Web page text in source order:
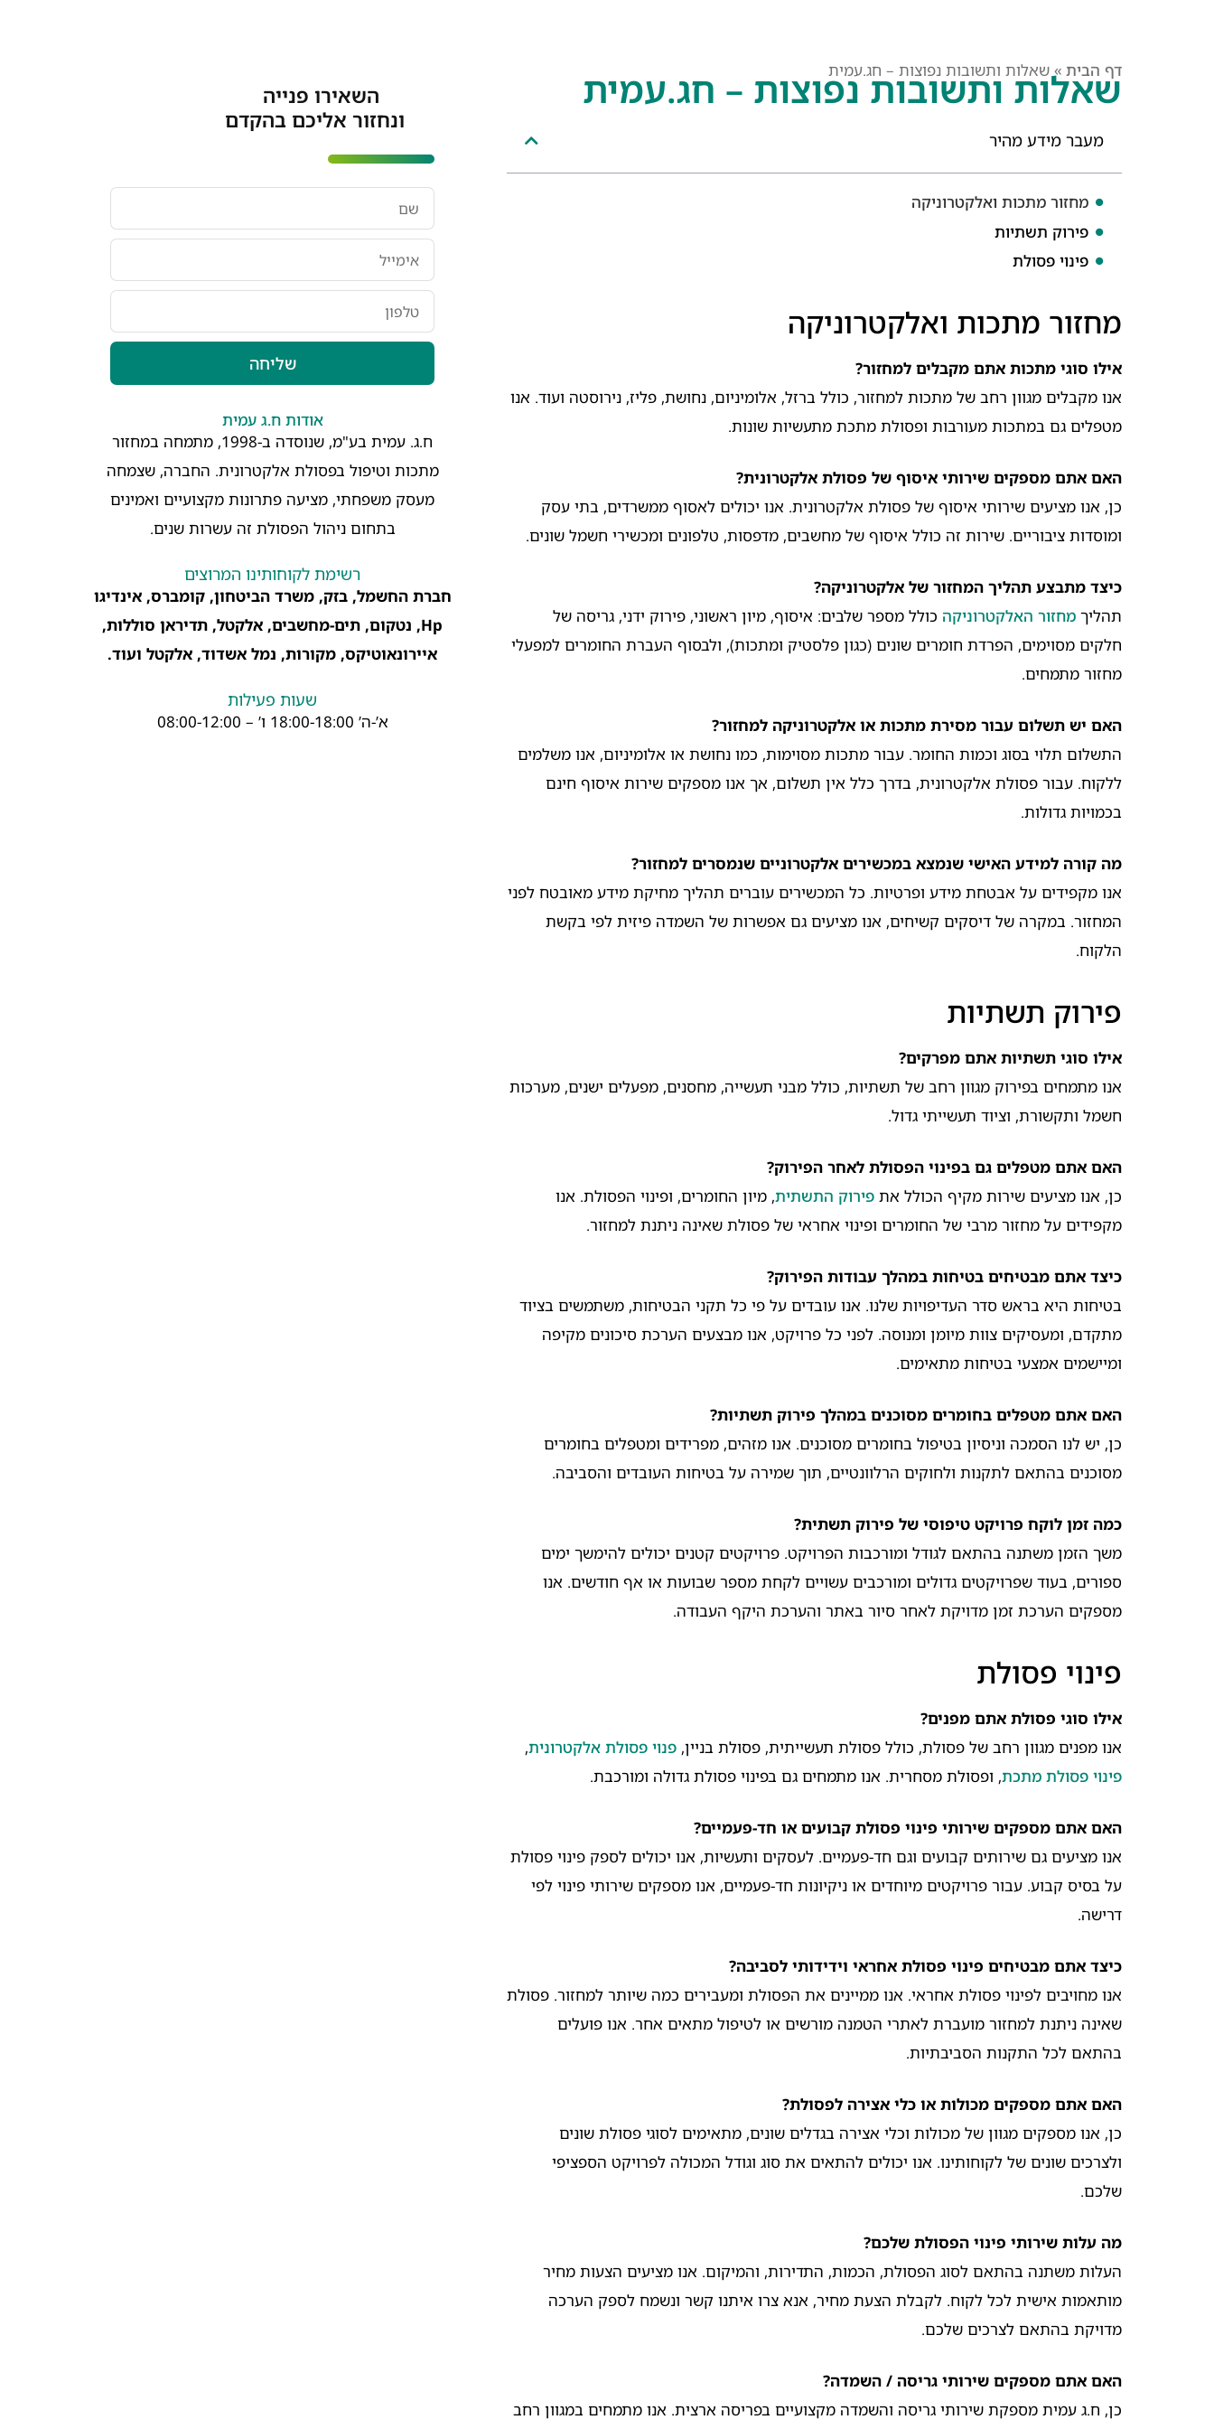
דף הבית » שאלות ותשובות נפוצות – חג.עמית
שאלות ותשובות נפוצות – חג.עמית
מעבר מידע מהיר
מחזור מתכות ואלקטרוניקה
פירוק תשתיות
פינוי פסולת
מחזור מתכות ואלקטרוניקה
אילו סוגי מתכות אתם מקבלים למחזור?
אנו מקבלים מגוון רחב של מתכות למחזור, כולל ברזל, אלומיניום, נחושת, פליז, נירוסטה ועוד. אנו
מטפלים גם במתכות מעורבות ופסולת מתכת מתעשיות שונות.
האם אתם מספקים שירותי איסוף של פסולת אלקטרונית?
כן, אנו מציעים שירותי איסוף של פסולת אלקטרונית. אנו יכולים לאסוף ממשרדים, בתי עסק
ומוסדות ציבוריים. שירות זה כולל איסוף של מחשבים, מדפסות, טלפונים ומכשירי חשמל שונים.
כיצד מתבצע תהליך המחזור של אלקטרוניקה?
תהליך מחזור האלקטרוניקה כולל מספר שלבים: איסוף, מיון ראשוני, פירוק ידני, גריסה של
חלקים מסוימים, הפרדת חומרים שונים (כגון פלסטיק ומתכות), ולבסוף העברת החומרים למפעלי
מחזור מתמחים.
האם יש תשלום עבור מסירת מתכות או אלקטרוניקה למחזור?
התשלום תלוי בסוג וכמות החומר. עבור מתכות מסוימות, כמו נחושת או אלומיניום, אנו משלמים
ללקוח. עבור פסולת אלקטרונית, בדרך כלל אין תשלום, אך אנו מספקים שירות איסוף חינם
בכמויות גדולות.
מה קורה למידע האישי שנמצא במכשירים אלקטרוניים שנמסרים למחזור?
אנו מקפידים על אבטחת מידע ופרטיות. כל המכשירים עוברים תהליך מחיקת מידע מאובטח לפני
המחזור. במקרה של דיסקים קשיחים, אנו מציעים גם אפשרות של השמדה פיזית לפי בקשת
הלקוח.
פירוק תשתיות
אילו סוגי תשתיות אתם מפרקים?
אנו מתמחים בפירוק מגוון רחב של תשתיות, כולל מבני תעשייה, מחסנים, מפעלים ישנים, מערכות
חשמל ותקשורת, וציוד תעשייתי גדול.
האם אתם מטפלים גם בפינוי הפסולת לאחר הפירוק?
כן, אנו מציעים שירות מקיף הכולל את פירוק התשתית, מיון החומרים, ופינוי הפסולת. אנו
מקפידים על מחזור מרבי של החומרים ופינוי אחראי של פסולת שאינה ניתנת למחזור.
כיצד אתם מבטיחים בטיחות במהלך עבודות הפירוק?
בטיחות היא בראש סדר העדיפויות שלנו. אנו עובדים על פי כל תקני הבטיחות, משתמשים בציוד
מתקדם, ומעסיקים צוות מיומן ומנוסה. לפני כל פרויקט, אנו מבצעים הערכת סיכונים מקיפה
ומיישמים אמצעי בטיחות מתאימים.
האם אתם מטפלים בחומרים מסוכנים במהלך פירוק תשתיות?
כן, יש לנו הסמכה וניסיון בטיפול בחומרים מסוכנים. אנו מזהים, מפרידים ומטפלים בחומרים
מסוכנים בהתאם לתקנות ולחוקים הרלוונטיים, תוך שמירה על בטיחות העובדים והסביבה.
כמה זמן לוקח פרויקט טיפוסי של פירוק תשתית?
משך הזמן משתנה בהתאם לגודל ומורכבות הפרויקט. פרויקטים קטנים יכולים להימשך ימים
ספורים, בעוד שפרויקטים גדולים ומורכבים עשויים לקחת מספר שבועות או אף חודשים. אנו
מספקים הערכת זמן מדויקת לאחר סיור באתר והערכת היקף העבודה.
פינוי פסולת
אילו סוגי פסולת אתם מפנים?
אנו מפנים מגוון רחב של פסולת, כולל פסולת תעשייתית, פסולת בניין, פנוי פסולת אלקטרונית,
פינוי פסולת מתכת, ופסולת מסחרית. אנו מתמחים גם בפינוי פסולת גדולה ומורכבת.
האם אתם מספקים שירותי פינוי פסולת קבועים או חד-פעמיים?
אנו מציעים גם שירותים קבועים וגם חד-פעמיים. לעסקים ותעשיות, אנו יכולים לספק פינוי פסולת
על בסיס קבוע. עבור פרויקטים מיוחדים או ניקיונות חד-פעמיים, אנו מספקים שירותי פינוי לפי
דרישה.
כיצד אתם מבטיחים פינוי פסולת אחראי וידידותי לסביבה?
אנו מחויבים לפינוי פסולת אחראי. אנו ממיינים את הפסולת ומעבירים כמה שיותר למחזור. פסולת
שאינה ניתנת למחזור מועברת לאתרי הטמנה מורשים או לטיפול מתאים אחר. אנו פועלים
בהתאם לכל התקנות הסביבתיות.
האם אתם מספקים מכולות או כלי אצירה לפסולת?
כן, אנו מספקים מגוון של מכולות וכלי אצירה בגדלים שונים, מתאימים לסוגי פסולת שונים
ולצרכים שונים של לקוחותינו. אנו יכולים להתאים את סוג וגודל המכולה לפרויקט הספציפי
שלכם.
מה עלות שירותי פינוי הפסולת שלכם?
העלות משתנה בהתאם לסוג הפסולת, הכמות, התדירות, והמיקום. אנו מציעים הצעות מחיר
מותאמות אישית לכל לקוח. לקבלת הצעת מחיר, אנא צרו איתנו קשר ונשמח לספק הערכה
מדויקת בהתאם לצרכים שלכם.
האם אתם מספקים שירותי גריסה / השמדה?
כן, ח.ג עמית מספקת שירותי גריסה והשמדה מקצועיים בפריסה ארצית. אנו מתמחים במגוון רחב
השאירו פנייה
ונחזור אליכם בהקדם
שליחה
אודות ח.ג עמית
ח.ג. עמית בע"מ, שנוסדה ב-1998, מתמחה במחזור
מתכות וטיפול בפסולת אלקטרונית. החברה, שצמחה
מעסק משפחתי, מציעה פתרונות מקצועיים ואמינים
בתחום ניהול הפסולת זה עשרות שנים.
רשימת לקוחותינו המרוצים
חברת החשמל, בזק, משרד הביטחון, קומברס, אינדיגו
Hp, נטקום, תים-מחשבים, אלקטל, תדיראן סוללות,
איירונאוטיקס, מקורות, נמל אשדוד, אלקטל ועוד.
שעות פעילות
א’-ה’ 18:00-18:00 ו’ – 08:00-12:00